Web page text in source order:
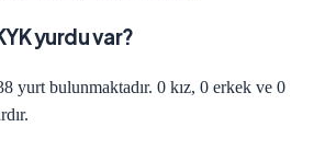
yurdu var?
yurt bulunmaktadır. 0 kız, 0 erkek ve 0